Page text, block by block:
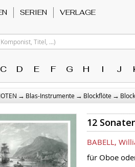
SERIEN VERLAGE
Titel, ...)
C D E F G H I J
→ Blas-Instrumente → Blockflöte →
12
BABELL,
für Oboe